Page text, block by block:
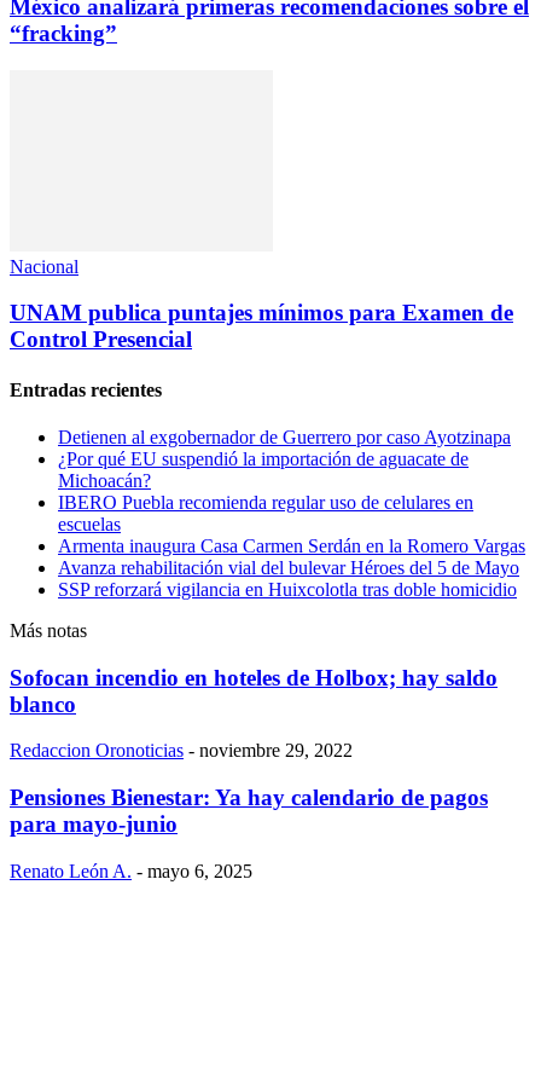
México analizará primeras recomendaciones sobre el
“fracking”
Nacional
UNAM publica puntajes mínimos para Examen de
Control Presencial
Entradas recientes
Detienen al exgobernador de Guerrero por caso Ayotzinapa
¿Por qué EU suspendió la importación de aguacate de
Michoacán?
IBERO Puebla recomienda regular uso de celulares en
escuelas
Armenta inaugura Casa Carmen Serdán en la Romero Vargas
Avanza rehabilitación vial del bulevar Héroes del 5 de Mayo
SSP reforzará vigilancia en Huixcolotla tras doble homicidio
Más notas
Sofocan incendio en hoteles de Holbox; hay saldo
blanco
Redaccion Oronoticias - noviembre 29, 2022
Pensiones Bienestar: Ya hay calendario de pagos
para mayo-junio
Renato León A. - mayo 6, 2025